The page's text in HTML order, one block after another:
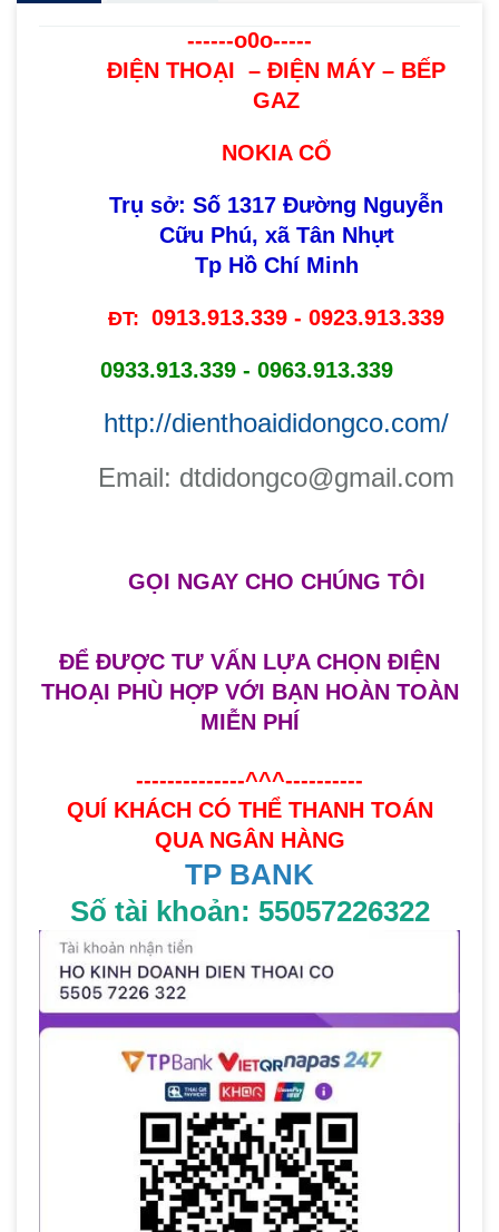
------o0o-----
ĐIỆN THOẠI – ĐIỆN MÁY – BẾP
GAZ
NOKIA CỔ
Trụ sở: Số 1317 Đường Nguyễn
Cữu Phú, xã Tân Nhựt
Tp Hồ Chí Minh
ĐT: 0913.913.339 - 0923.913.339
0933.913.339 - 0963.913.339
http://dienthoaididongco.com/
​Email: dtdidongco@gmail.com
GỌI NGAY CHO CHÚNG TÔI
ĐỂ ĐƯỢC TƯ VẤN LỰA CHỌN ĐIỆN
THOẠI PHÙ HỢP VỚI BẠN HOÀN TOÀN
MIỄN PHÍ
--------------^^^----------
QUÍ KHÁCH CÓ THỂ THANH TOÁN
QUA NGÂN HÀNG
TP BANK
Số tài khoản: 55057226322